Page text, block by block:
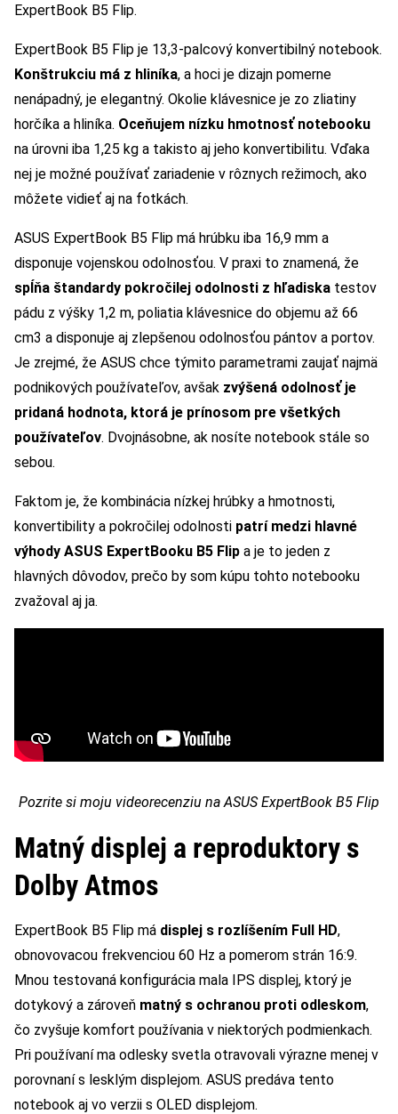
ExpertBook B5 Flip.
ExpertBook B5 Flip je 13,3-palcový konvertibilný notebook.
Konštrukciu má z hliníka, a hoci je dizajn pomerne
nenápadný, je elegantný. Okolie klávesnice je zo zliatiny
horčíka a hliníka. Oceňujem nízku hmotnosť notebooku
na úrovni iba 1,25 kg a takisto aj jeho konvertibilitu. Vďaka
nej je možné používať zariadenie v rôznych režimoch, ako
môžete vidieť aj na fotkách.
ASUS ExpertBook B5 Flip má hrúbku iba 16,9 mm a
disponuje vojenskou odolnosťou. V praxi to znamená, že
spĺňa štandardy pokročilej odolnosti z hľadiska testov
pádu z výšky 1,2 m, poliatia klávesnice do objemu až 66
cm3 a disponuje aj zlepšenou odolnosťou pántov a portov.
Je zrejmé, že ASUS chce týmito parametrami zaujať najmä
podnikových používateľov, avšak zvýšená odolnosť je
pridaná hodnota, ktorá je prínosom pre všetkých
používateľov. Dvojnásobne, ak nosíte notebook stále so
sebou.
Faktom je, že kombinácia nízkej hrúbky a hmotnosti,
konvertibility a pokročilej odolnosti patrí medzi hlavné
výhody ASUS ExpertBooku B5 Flip a je to jeden z
hlavných dôvodov, prečo by som kúpu tohto notebooku
zvažoval aj ja.
Pozrite si moju videorecenziu na ASUS ExpertBook B5 Flip
Matný displej a reproduktory s
Dolby Atmos
ExpertBook B5 Flip má displej s rozlíšením Full HD,
obnovovacou frekvenciou 60 Hz a pomerom strán 16:9.
Mnou testovaná konfigurácia mala IPS displej, ktorý je
dotykový a zároveň matný s ochranou proti odleskom,
čo zvyšuje komfort používania v niektorých podmienkach.
Pri používaní ma odlesky svetla otravovali výrazne menej v
porovnaní s lesklým displejom. ASUS predáva tento
notebook aj vo verzii s OLED displejom.